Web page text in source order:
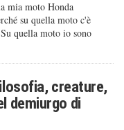
mia moto Honda
su quella moto c'è
quella moto io sono
creature,
demiurgo di